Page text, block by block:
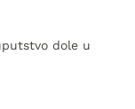
dole u